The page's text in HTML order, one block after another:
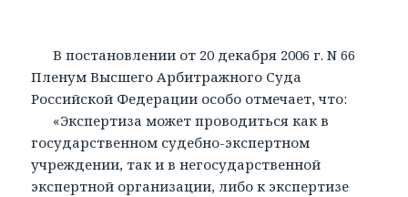
В постановлении от 20 декабря 2006 г. N 66
Пленум Высшего Арбитражного Суда
Российской Федерации особо отмечает, что:
«Экспертиза может проводиться как в
государственном судебно-экспертном
учреждении, так и в негосударственной
экспертной организации, либо к экспертизе